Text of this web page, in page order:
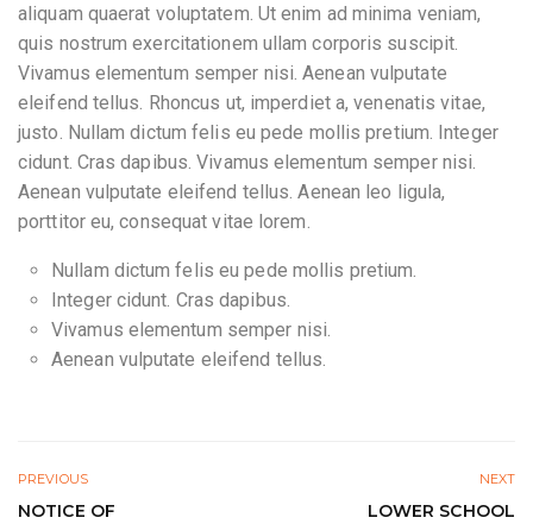
aliquam quaerat voluptatem. Ut enim ad minima veniam,
quis nostrum exercitationem ullam corporis suscipit.
Vivamus elementum semper nisi. Aenean vulputate
eleifend tellus. Rhoncus ut, imperdiet a, venenatis vitae,
justo. Nullam dictum felis eu pede mollis pretium. Integer
cidunt. Cras dapibus. Vivamus elementum semper nisi.
Aenean vulputate eleifend tellus. Aenean leo ligula,
porttitor eu, consequat vitae lorem.
Nullam dictum felis eu pede mollis pretium.
Integer cidunt. Cras dapibus.
Vivamus elementum semper nisi.
Aenean vulputate eleifend tellus.
PREVIOUS
NOTICE OF
NEXT
LOWER SCHOOL